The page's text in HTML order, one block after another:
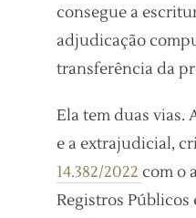
consegue a
adjudicação
transferência da
Ela tem duas vias.
e a extrajudicial,
14.382/2022com o
Registros